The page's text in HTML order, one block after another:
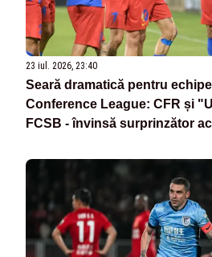
23 iul. 2026, 23:40
Seară dramatică pentru
Conference League: CFR și
FCSB - învinsă surprinzător